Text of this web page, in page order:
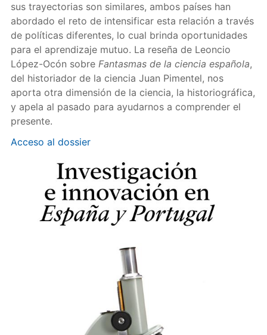
sus trayectorias son similares, ambos países han
abordado el reto de intensificar esta relación a través
de políticas diferentes, lo cual brinda oportunidades
para el aprendizaje mutuo. La reseña de Leoncio
López-Ocón sobre Fantasmas de la ciencia española,
del historiador de la ciencia Juan Pimentel, nos
aporta otra dimensión de la ciencia, la historiográfica,
y apela al pasado para ayudarnos a comprender el
presente.
Acceso al dossier